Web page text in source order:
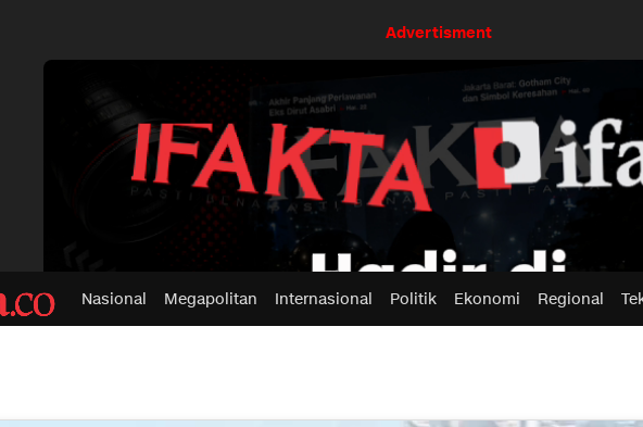
Advertisment
Nasional Megapolitan Internasional Politik Ekonomi Regional